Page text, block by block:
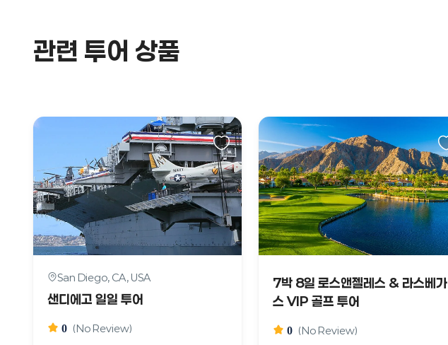
관련 투어 상품
San Diego, CA, USA
샌디에고 일일 투어
0 (No Review)
7박 8일 로스앤젤레스 & 라스베가
스 VIP 골프 투어
0 (No Review)